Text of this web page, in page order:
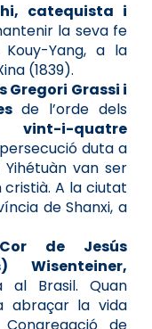
catequista i
la seva fe
Yang, a la
(1839).
Gregori Grassi i
de l’orde dels
vint-i-quatre
duta a
van ser
cristià. A la ciutat
de Shanxi, a
de Jesús
Wisenteiner,
al Brasil. Quan
abraçar la vida